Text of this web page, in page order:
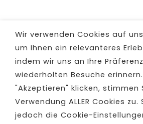
Optionen
können
auf
der
Produktseite
gewählt
werden
Wir verwenden Cookies auf
um Ihnen ein relevanteres
indem wir uns an Ihre
wiederholten Besuche
"Akzeptieren" klicken, stimmen
Verwendung ALLER Cookies zu.
jedoch die Cookie-